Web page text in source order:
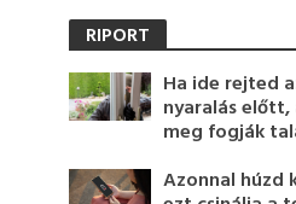
RIPORT
Ha ide rejted
nyaralás
meg fogják
Azonnal húzd